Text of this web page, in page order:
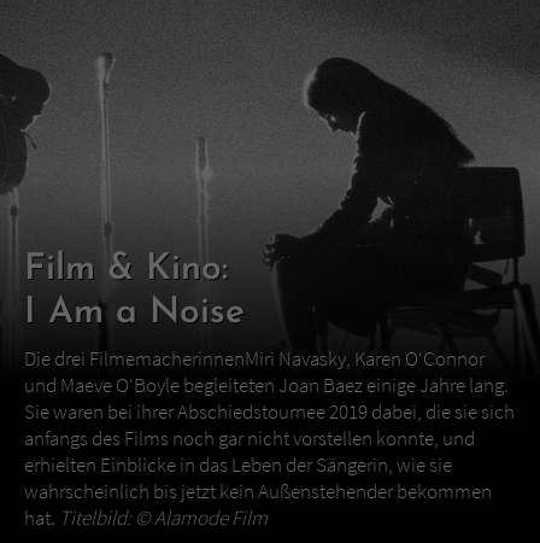
Film & Kino:
I Am a Noise
Die drei FilmemacherinnenMiri Navasky, Karen O‘Connor
und Maeve O‘Boyle begleiteten Joan Baez einige Jahre lang.
Sie waren bei ihrer Abschiedstournee 2019 dabei, die sie sich
anfangs des Films noch gar nicht vorstellen konnte, und
erhielten Einblicke in das Leben der Sängerin, wie sie
wahrscheinlich bis jetzt kein Außenstehender bekommen
hat. Titelbild: ©Alamode Film